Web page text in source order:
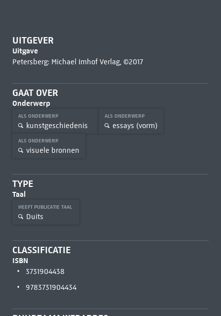
UITGEVER
Uitgave
Petersberg: Michael Imhof Verlag, ©2017
GAAT OVER
Onderwerp
ALS ONDERWERP
kunstgeschiedenis
ALS ONDERWERP
essays (vorm)
ALS ONDERWERP
visuele bronnen
TYPE
Taal
HEEFT PUBLICATIE TAAL
Duits
CLASSIFICATIE
ISBN
3731904438
9783731904434